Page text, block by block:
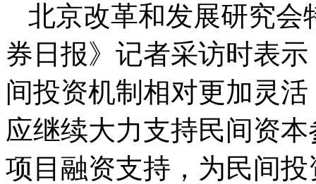
北京改革和发展研究会
券日报》记者采访时表
间投资机制相对更加灵
应继续大力支持民间资
项目融资支持，为民间